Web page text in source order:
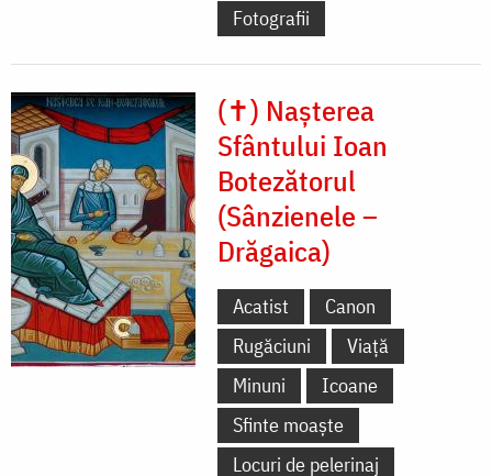
Fotografii
(✝) Nașterea
Sfântului Ioan
Botezătorul
(Sânzienele –
Drăgaica)
Acatist
Canon
Rugăciuni
Viață
Minuni
Icoane
Sfinte moaște
Locuri de pelerinaj